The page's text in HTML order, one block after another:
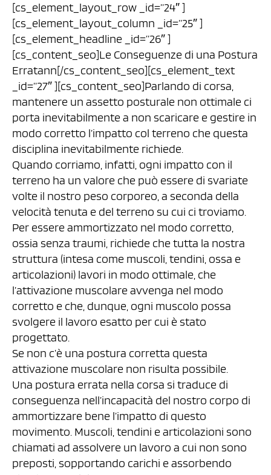
[cs_element_layout_row _id=”24″ ]
[cs_element_layout_column _id=”25″ ]
[cs_element_headline _id=”26″ ]
[cs_content_seo]Le Conseguenze di una Postura
Erratann[/cs_content_seo][cs_element_text
_id=”27″ ][cs_content_seo]Parlando di corsa,
mantenere un assetto posturale non ottimale ci
porta inevitabilmente a non scaricare e gestire in
modo corretto l’impatto col terreno che questa
disciplina inevitabilmente richiede.
Quando corriamo, infatti, ogni impatto con il
terreno ha un valore che può essere di svariate
volte il nostro peso corporeo, a seconda della
velocità tenuta e del terreno su cui ci troviamo.
Per essere ammortizzato nel modo corretto,
ossia senza traumi, richiede che tutta la nostra
struttura (intesa come muscoli, tendini, ossa e
articolazioni) lavori in modo ottimale, che
l’attivazione muscolare avvenga nel modo
corretto e che, dunque, ogni muscolo possa
svolgere il lavoro esatto per cui è stato
progettato.
Se non c’è una postura corretta questa
attivazione muscolare non risulta possibile.
Una postura errata nella corsa si traduce di
conseguenza nell’incapacità del nostro corpo di
ammortizzare bene l’impatto di questo
movimento. Muscoli, tendini e articolazioni sono
chiamati ad assolvere un lavoro a cui non sono
preposti, sopportando carichi e assorbendo